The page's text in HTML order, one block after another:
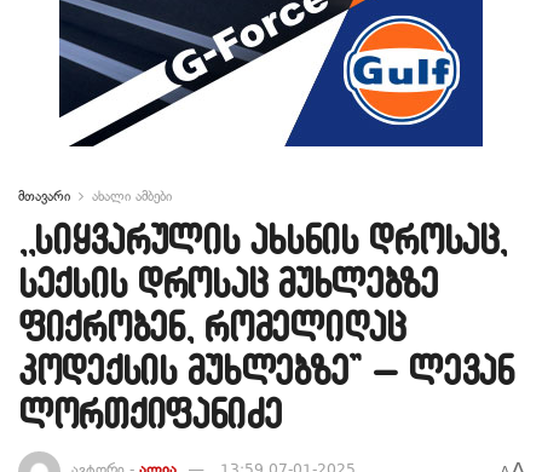
მთავარი ახალი ამბები
,,სიყვარულის ახსნის დროსაც,
სექსის დროსაც მუხლებზე
ფიქრობენ, რომელიღაც
კოდექსის მუხლებზე” – ლევან
ლორთქიფანიძე